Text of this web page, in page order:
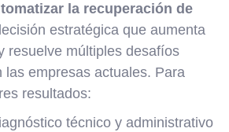
la recuperación de
estratégica que aumenta
resuelve múltiples desafíos
las empresas actuales. Para
resultados:
técnico y administrativo